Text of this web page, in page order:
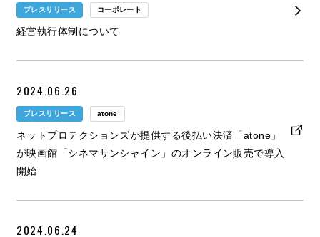
プレスリリース コーポレート
経営執行体制について
2024.06.26
プレスリリース atone
ネットプロテクションズが提供する後払い決済「atone」
が映画館「シネマサンシャイン」のオンライン販売で導入
開始
2024.06.24